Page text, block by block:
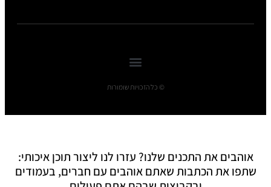
© כל הזכויות שומורות
אוהבים את התכנים שלנו? עזרו לנו ליצור תוכן איכותי:
שתפו את הכתבות שאתם אוהבים עם חברים, בעמודים